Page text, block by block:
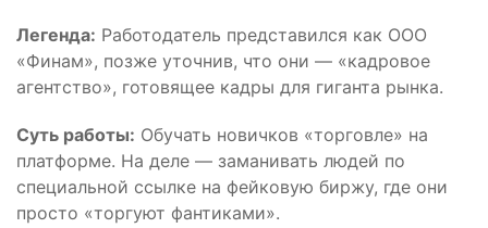
Легенда: Работодатель представился как ООО
«Финам», позже уточнив, что они — «кадровое
агентство», готовящее кадры для гиганта рынка.
Суть работы: Обучать новичков «торговле» на
платформе. На деле — заманивать людей по
специальной ссылке на фейковую биржу, где они
просто «торгуют фантиками».